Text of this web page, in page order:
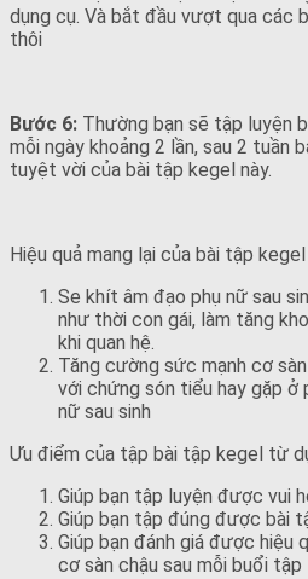
dụng cụ. Và bắt đầu vượt qua các
thôi
Bước 6: Thường bạn sẽ tập luyện
mỗi ngày khoảng 2 lần, sau 2 tuần
tuyệt vời của bài tập kegel này.
Hiệu quả mang lại của bài tập
Se khít âm đạo phụ nữ sau
như thời con gái, làm tăng
khi quan hệ.
Tăng cường sức mạnh cơ
với chứng són tiểu hay gặp ở
nữ sau sinh
Ưu điểm của tập bài tập kegel từ
Giúp bạn tập luyện được vui
Giúp bạn tập đúng được bài
Giúp bạn đánh giá được hiệu
cơ sàn chậu sau mỗi buổi tập